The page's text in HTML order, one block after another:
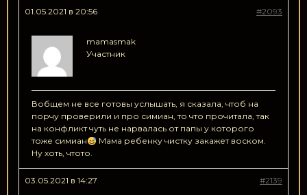
01.05.2021 в 20:56 #2093
mamasmak
Участник
Вобщем не все готовы услышать, я сказала, чтоб на
порчу проверили и про симиан, то что прочитала, так
на конфликт чуть не нарвалась от папы у которого
тоже симиан
Мама ребенку чистку закажет воском.
Ну хоть, чтото.
03.05.2021 в 14:27 #2139